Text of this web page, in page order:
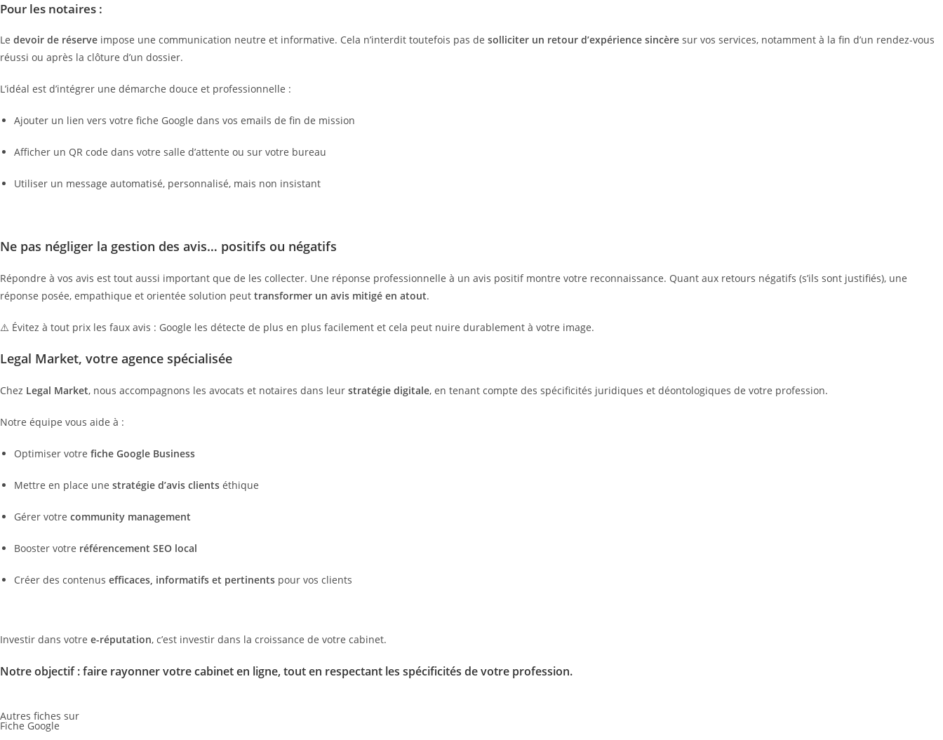
Pour les notaires :
Le devoir de réserve impose une communication neutre et informative. Cela n’interdit toutefois pas de solliciter un retour d’expérience sincère sur vos services, notamment à la fin d’un rendez-vous
réussi ou après la clôture d’un dossier.
L’idéal est d’intégrer une démarche douce et professionnelle :
Ajouter un lien vers votre fiche Google dans vos emails de fin de mission
Afficher un QR code dans votre salle d’attente ou sur votre bureau
Utiliser un message automatisé, personnalisé, mais non insistant
Ne pas négliger la gestion des avis… positifs ou négatifs
Répondre à vos avis est tout aussi important que de les collecter. Une réponse professionnelle à un avis positif montre votre reconnaissance. Quant aux retours négatifs (s’ils sont justifiés), une
réponse posée, empathique et orientée solution peut transformer un avis mitigé en atout.
⚠️ Évitez à tout prix les faux avis : Google les détecte de plus en plus facilement et cela peut nuire durablement à votre image.
Legal Market, votre agence spécialisée
Chez Legal Market, nous accompagnons les avocats et notaires dans leur stratégie digitale, en tenant compte des spécificités juridiques et déontologiques de votre profession.
Notre équipe vous aide à :
Optimiser votre fiche Google Business
Mettre en place une stratégie d’avis clients éthique
Gérer votre community management
Booster votre référencement SEO local
Créer des contenus efficaces, informatifs et pertinents pour vos clients
Investir dans votre e-réputation, c’est investir dans la croissance de votre cabinet.
Notre objectif : faire rayonner votre cabinet en ligne, tout en respectant les spécificités de votre profession.
Autres fiches sur
Fiche Google